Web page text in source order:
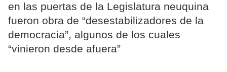
en las puertas de la Legislatura neuquina
fueron obra de “desestabilizadores de la
democracia”, algunos de los cuales
“vinieron desde afuera”